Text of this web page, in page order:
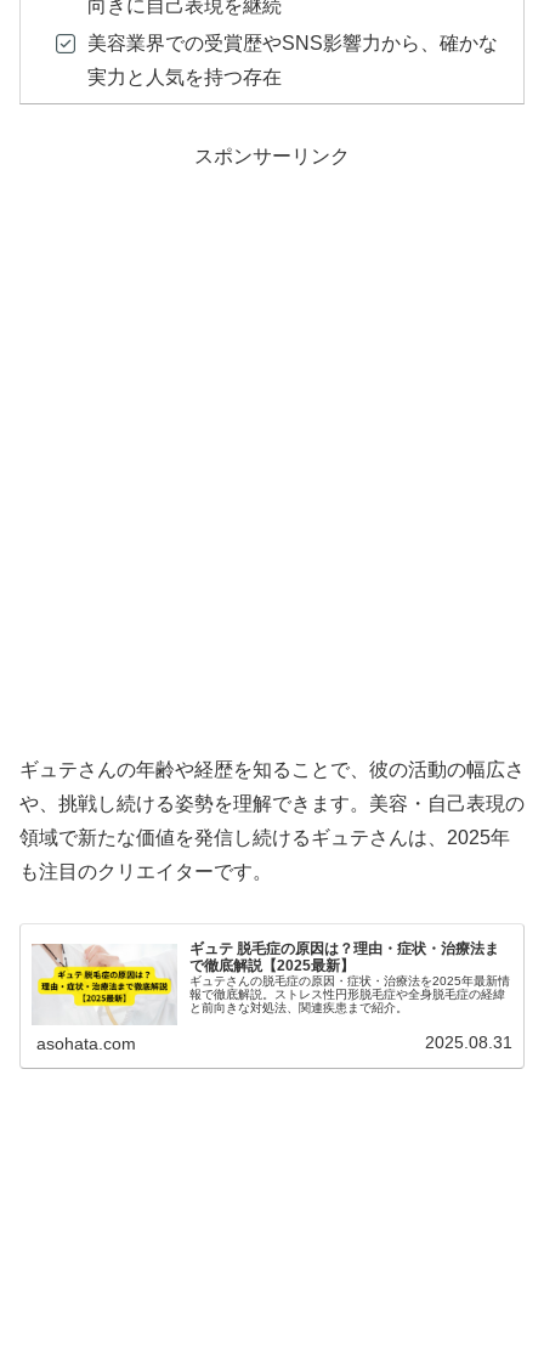
向きに自己表現を継続
美容業界での受賞歴やSNS影響力から、確かな
実力と人気を持つ存在
スポンサーリンク
ギュテさんの年齢や経歴を知ることで、彼の活動の幅広さ
や、挑戦し続ける姿勢を理解できます。美容・自己表現の
領域で新たな価値を発信し続けるギュテさんは、2025年
も注目のクリエイターです。
ギュテ 脱毛症の原因は？理由・症状・治療法ま
で徹底解説【2025最新】
ギュテさんの脱毛症の原因・症状・治療法を2025年最新情
報で徹底解説。ストレス性円形脱毛症や全身脱毛症の経緯
と前向きな対処法、関連疾患まで紹介。
asohata.com 2025.08.31